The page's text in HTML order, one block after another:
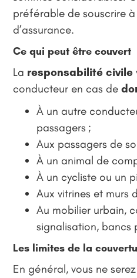
préférable de souscrire
d’assurance.
Ce qui peut être couvert
La responsabilité civile
conducteur en cas de
À un autre
passagers ;
Aux passagers de
À un animal de
À un cycliste ou un
Aux vitrines et murs
Au mobilier urbain,
signalisation, bancs
Les limites de la
En général, vous ne